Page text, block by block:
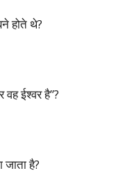
होते थे?
ईश्वर है”?
जाता है?